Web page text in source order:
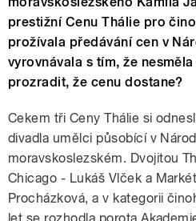
prestižní Cenu Thálie pro
prožívala předávání cen v
vyrovnávala s tím, že
prozradit, že cenu dostane?
Cekem tři Ceny Thálie si
divadla umělci působící v
moravskoslezském. Dvojitou
Chicago - Lukáš Vlček a
Procházková, a v kategorii